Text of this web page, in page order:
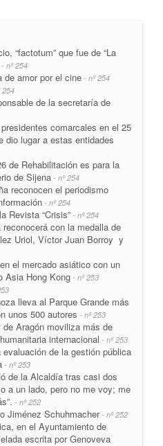
“factotum” que fue de “La
- nº 254
de amor por el cine - nº 254
254
de la secretaría de
comarcales en el 25
dio lugar a estas entidades
de Rehabilitación es para la
de Sijena - nº 254
reconocen el periodismo
- nº 254
Revista “Crisis” - nº 254
con la medalla de
Uriol, Víctor Juan Borroy y
el mercado asiático con un
Asia Hong Kong - nº 253
lleva al Parque Grande más
unos 500 autores - nº 253
Aragón moviliza más de
internacional - nº 253
de la gestión pública
- nº 253
de la Alcaldía tras casi dos
a un lado, pero no me voy; me
- nº 252
Jiménez Schuhmacher- nº 252
en el Ayuntamiento de
escrita por Genoveva